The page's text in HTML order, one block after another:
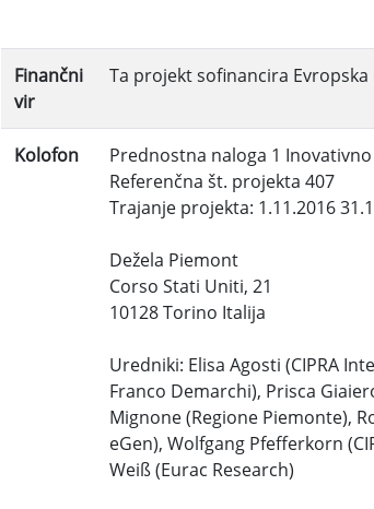
Finančni
vir
Ta projekt sofinancira
Kolofon
Prednostna naloga 1
Referenčna št. projekta 407
Trajanje projekta: 1.11.2016
Dežela Piemont
Corso Stati Uniti, 21
10128 Torino Italija
Uredniki: Elisa Agosti (CIPRA
Franco Demarchi), Prisca
Mignone (Regione Piemonte),
eGen), Wolfgang Pfefferkorn
Weiß (Eurac Research)